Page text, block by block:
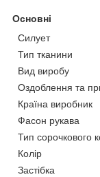
Основні
Силует
Тип тканини
Вид виробу
Оздоблення та
Країна виробник
Фасон рукава
Тип сорочкового
Колір
Застібка